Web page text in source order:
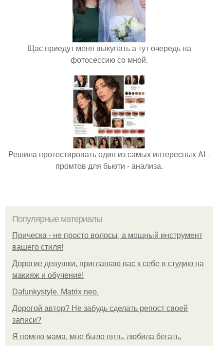
Щас приедут меня выкупать а тут очередь на
фотосессию со мной.
Решила протестировать один из самых интересных AI -
промтов для бьюти - анализа.
Популярные материалы
Прическа - не просто волосы, а мощный инструмент
вашего стиля!
Дорогие девушки, приглашаю вас к себе в студию на
макияж и обучение!
Dafunkystyle. Matrix neo.
Дорогой автор? Не забудь сделать репост своей
записи?
Я помню мама, мне было пять, любила бегать,